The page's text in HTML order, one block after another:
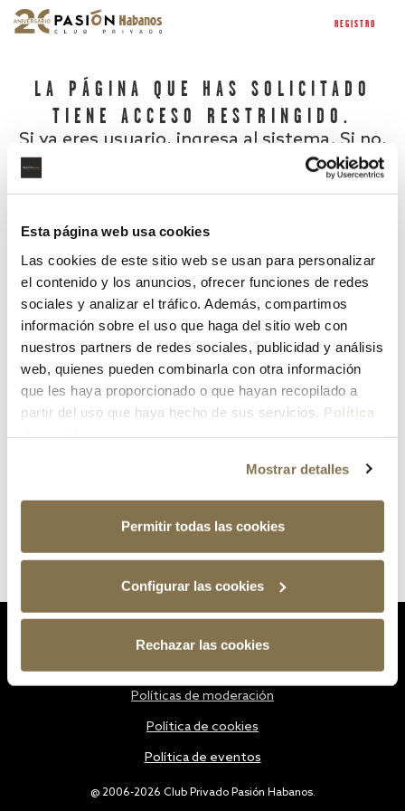
Esta página web usa cookies
Las cookies de este sitio web se usan para personalizar
el contenido y los anuncios, ofrecer funciones de redes
sociales y analizar el tráfico. Además, compartimos
información sobre el uso que haga del sitio web con
nuestros partners de redes sociales, publicidad y análisis
web, quienes pueden combinarla con otra información
que les haya proporcionado o que hayan recopilado a
partir del uso que haya hecho de sus servicios. Política
Mostrar detalles
Permitir todas las cookies
Configurar las cookies
Rechazar las cookies
REGISTRO
LA PÁGINA QUE HAS SOLICITADO
TIENE ACCESO RESTRINGIDO.
Si ya eres usuario, ingresa al sistema. Si no,
¿Has olvidado tu contraseña?
@ 2006-2026 Club Privado Pasión Habanos.
Políticas de moderación
Política de cookies
Política de eventos